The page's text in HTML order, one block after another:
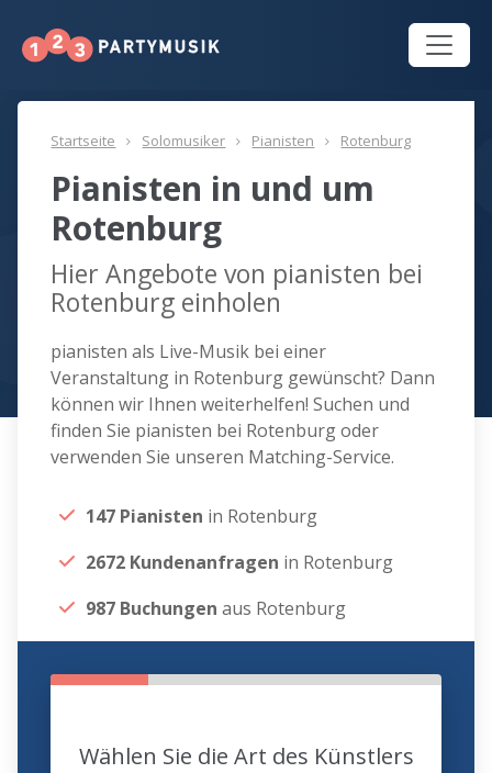
Startseite Solomusiker Pianisten Rotenburg
Pianisten in und um
Rotenburg
Hier Angebote von pianisten bei
Rotenburg einholen
pianisten als Live-Musik bei einer
Veranstaltung in Rotenburg gewünscht? Dann
können wir Ihnen weiterhelfen! Suchen und
finden Sie pianisten bei Rotenburg oder
verwenden Sie unseren Matching-Service.
147 Pianisten in Rotenburg
2672 Kundenanfragen in Rotenburg
987 Buchungen aus Rotenburg
Wählen Sie die Art des Künstlers